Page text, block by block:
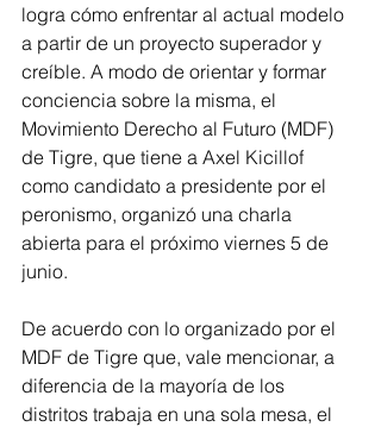
logra cómo enfrentar al actual modelo
a partir de un proyecto superador y
creíble. A modo de orientar y formar
conciencia sobre la misma, el
Movimiento Derecho al Futuro (MDF)
de Tigre, que tiene a Axel Kicillof
como candidato a presidente por el
peronismo, organizó una charla
abierta para el próximo viernes 5 de
junio.
De acuerdo con lo organizado por el
MDF de Tigre que, vale mencionar, a
diferencia de la mayoría de los
distritos trabaja en una sola mesa, el